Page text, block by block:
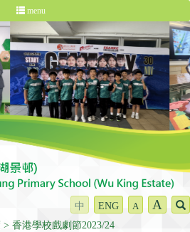
menu
中 ENG A A
香港學校戲劇節2023/24